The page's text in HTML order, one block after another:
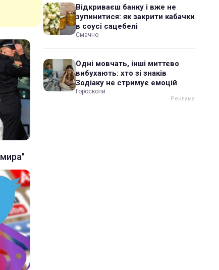
Відкриваєш банку і вже не
зупинитися: як закрити кабачки
в соусі сацебелі
Смачно
Одні мовчать, інші миттєво
вибухають: хто зі знаків
Зодіаку не стримує емоцій
Гороскопи